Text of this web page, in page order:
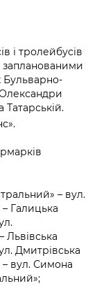
і тролейбусів
запланованими
Бульварно-
Олександри
– вул.
Галицька
Львівська
Дмитрівська
– вул. Симона